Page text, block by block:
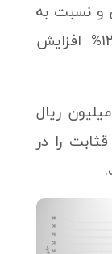
64% کاهش و نسبت به
دوره 1 ماهه مشابه سال قبل 128% افزایش
ملاس با فروشی به میزان 19279 میلیون ریال
قثابت را در